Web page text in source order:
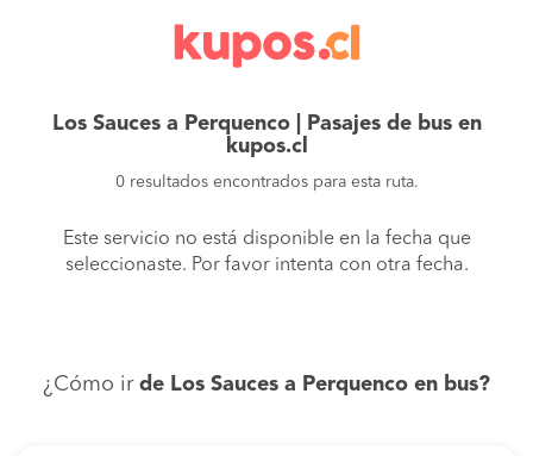
Los Sauces a Perquenco | Pasajes de bus en
kupos.cl
0 resultados encontrados para esta ruta.
Este servicio no está disponible en la fecha que
seleccionaste. Por favor intenta con otra fecha.
¿Cómo ir de Los Sauces a Perquenco en bus?